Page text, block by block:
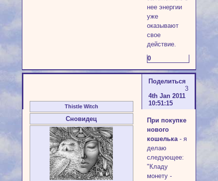
нее энергии
уже
оказывают
свое
действие.
0
Поделиться
3
4th Jan 2011
10:51:15
Thistle Witch
Сновидец
При покупке
нового
кошелька- я
делаю
следующее:
"Кладу
монету -